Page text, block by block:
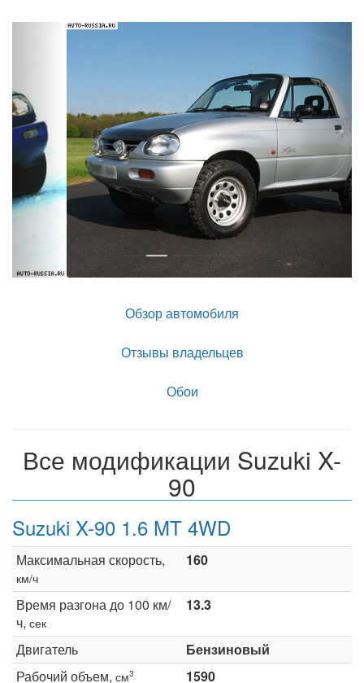
Назад
Обзор автомобиля
Отзывы владельцев
Обои
Все модификации Suzuki X-
90
Suzuki X-90 1.6 MT 4WD
Максимальная скорость,
км/ч
160
Время разгона до 100 км/
ч, сек
13.3
Двигатель
Бензиновый
Рабочий объем, см3
1590